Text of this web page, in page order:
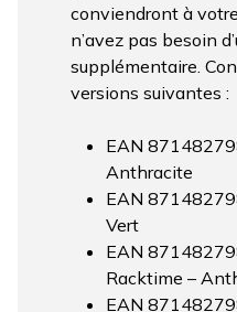
conviendront à
n’avez pas besoin
supplémentaire.
versions suivantes :
EAN
Anthracite
EAN
Vert
EAN
Racktime –
EAN